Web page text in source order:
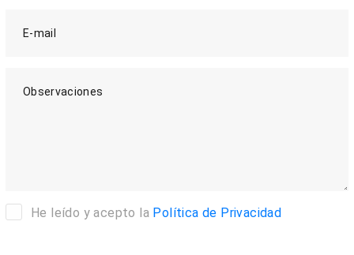
E-mail
Observaciones
He leído y acepto la Política de Privacidad